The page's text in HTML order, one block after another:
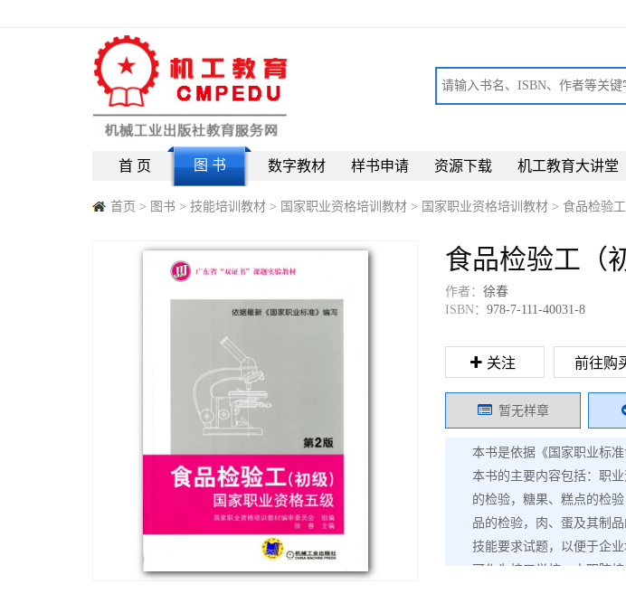
首 页 图 书 数字教材 样书申请 资源下载 机工教育大讲堂
首页 > 图书 > 技能培训教材 > 国家职业资格培训教材 > 国家职业资格培训教材 > 食品检验
食品检验工（
作者： 徐春
ISBN： 978-7-111-40031-8
关注 前往购
暂无样章
本书是依据《国家职业标
本书的主要内容包括：职
的检验，糖果、糕点的检
品的检验，肉、蛋及其制
技能要求试题，以便于企
可作为技工学校、中职院